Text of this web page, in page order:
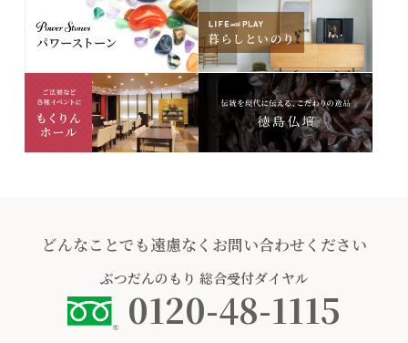
どんなことでも遠慮なくお問い合わせください
ぶつだんのもり 総合受付ダイヤル
0120-48-1115